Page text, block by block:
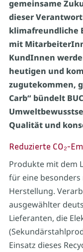
gemeinsame
dieser
klimafreundliche
mit
KundInnen
heutigen und
zugutekommen,
Carb“ bündelt
Qualität und
Reduzierte CO₂-
Produkte mit dem
für eine
Herstellung.
ausgewählter
Lieferanten, die
Einsatz dieses